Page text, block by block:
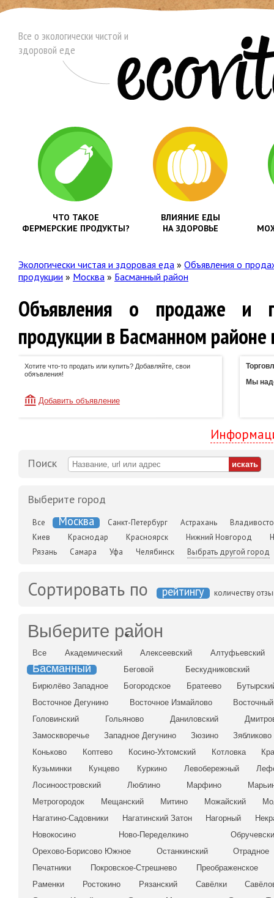
Все о экологически чистой и
здоровой еде
ЧТО ТАКОЕ
ФЕРМЕРСКИЕ ПРОДУКТЫ?
ВЛИЯНИЕ ЕДЫ
НА ЗДОРОВЬЕ
Экологически чистая и здоровая еда »Объявления о
продукции » Москва » Басманный район
Объявления о продаже и
продукции в Басманном районе
Хотите что-то продать или купить? Добавляйте, свои
обяъвления!
Добавить объявление
Мы
Поиск
Выберите город
Все Москва Санкт-Петербург Астрахань
Киев
Краснодар Красноярск Нижний Новгород
Рязань
Самара Уфа Челябинск Выбрать другой город
Сортировать по рейтингу количеству
Выберите район
Все Академический Алексеевский Алтуфьевский
Басманный Беговой
Бескудниковский
Бирюлёво Западное
Богородское Братеево
Восточное Дегунино
Восточное Измайлово
Восточный
Головинский
Гольяново Даниловский
Замоскворечье
Западное Дегунино Зюзино
Зябликово
Коньково
Коптево Косино-Ухтомский Котловка
Кузьминки
Кунцево Куркино Левобережный
Лосиноостровский
Люблино Марфино
Метрогородок
Мещанский Митино Можайский
Нагатино-Садовники
Нагатинский Затон Нагорный
Новокосино
Ново-Переделкино
Орехово-Борисово Южное
Останкинский
Отрадное
Печатники
Покровское-Стрешнево
Преображенское
Раменки
Ростокино Рязанский Савёлки